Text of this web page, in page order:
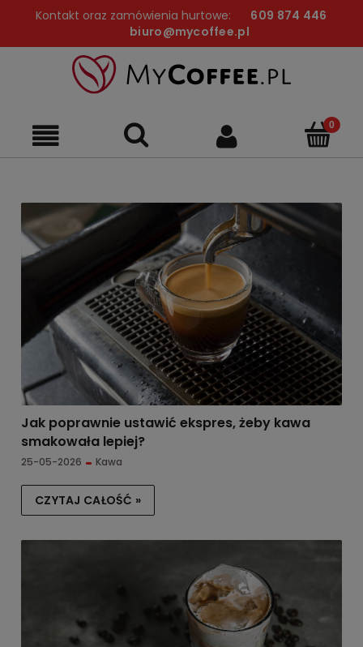
Kontakt oraz zamówienia hurtowe:
609 874 446
biuro@mycoffee.pl
Jak poprawnie ustawić ekspres, żeby kawa
smakowała lepiej?
25-05-2026 Kawa
CZYTAJ CAŁOŚĆ »